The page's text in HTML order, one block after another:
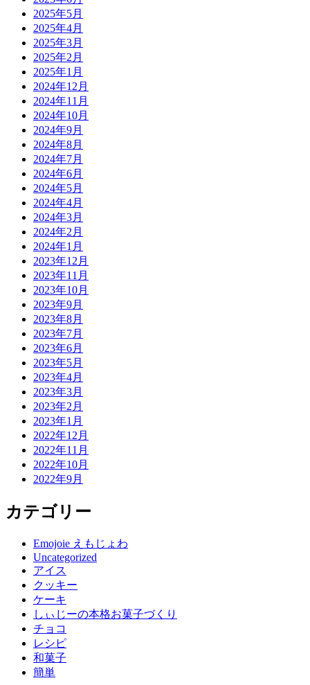
2025年5月
2025年4月
2025年3月
2025年2月
2025年1月
2024年12月
2024年11月
2024年10月
2024年9月
2024年8月
2024年7月
2024年6月
2024年5月
2024年4月
2024年3月
2024年2月
2024年1月
2023年12月
2023年11月
2023年10月
2023年9月
2023年8月
2023年7月
2023年6月
2023年5月
2023年4月
2023年3月
2023年2月
2023年1月
2022年12月
2022年11月
2022年10月
2022年9月
カテゴリー
Emojoie えもじょわ
Uncategorized
アイス
クッキー
ケーキ
しぃじーの本格お菓子づくり
チョコ
レシピ
和菓子
簡単